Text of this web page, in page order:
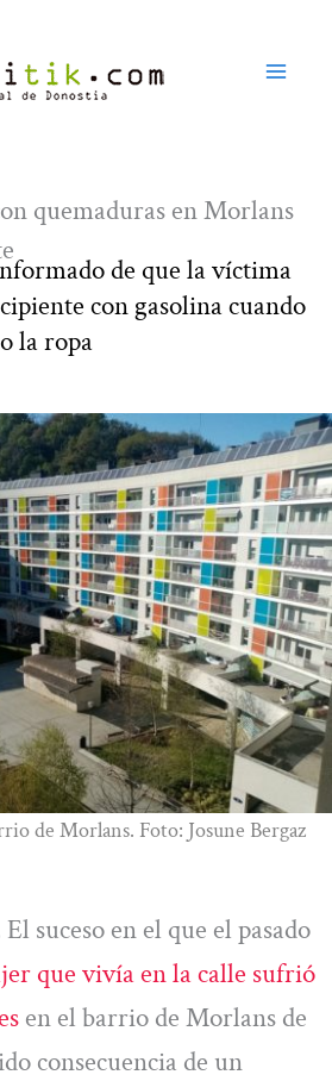
quemaduras en Morlans
de que la víctima
con gasolina cuando
la ropa
de Morlans. Foto: Josune Bergaz
suceso en el que el pasado
que vivía en la calle sufrió
en el barrio de Morlans de
consecuencia de un